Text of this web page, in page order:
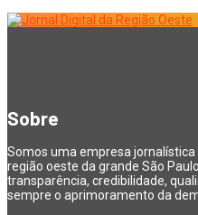
Sobre
Somos uma empresa
região oeste da grande São
transparência, credibilidade,
sempre o aprimoramento da